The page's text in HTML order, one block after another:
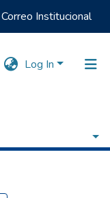
Correo Institucional
Log In